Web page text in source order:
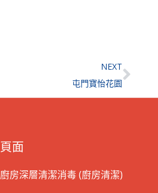
NEXT
屯門寶怡花園
Next
頁面
廚房深層清潔消毒 (廚房清潔)